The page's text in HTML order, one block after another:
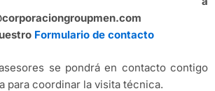
Formulario de contacto
se pondrá en contacto contigo
para coordinar la visita técnica.